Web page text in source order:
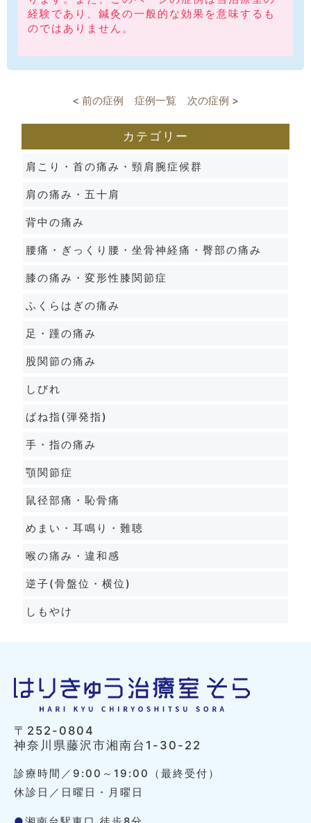
経験であり、鍼灸の一般的な効果を意味するも
のではありません。
< 前の症例 症例一覧 次の症例 >
カテゴリー
肩こり・首の痛み・頸肩腕症候群
肩の痛み・五十肩
背中の痛み
腰痛・ぎっくり腰・坐骨神経痛・臀部の痛み
膝の痛み・変形性膝関節症
ふくらはぎの痛み
足・踵の痛み
股関節の痛み
しびれ
ばね指(弾発指)
手・指の痛み
顎関節症
鼠径部痛・恥骨痛
めまい・耳鳴り・難聴
喉の痛み・違和感
逆子(骨盤位・横位)
しもやけ
〒252-0804
神奈川県藤沢市湘南台1-30-22
診療時間／9:00～19:00（最終受付）
休診日／日曜日・月曜日